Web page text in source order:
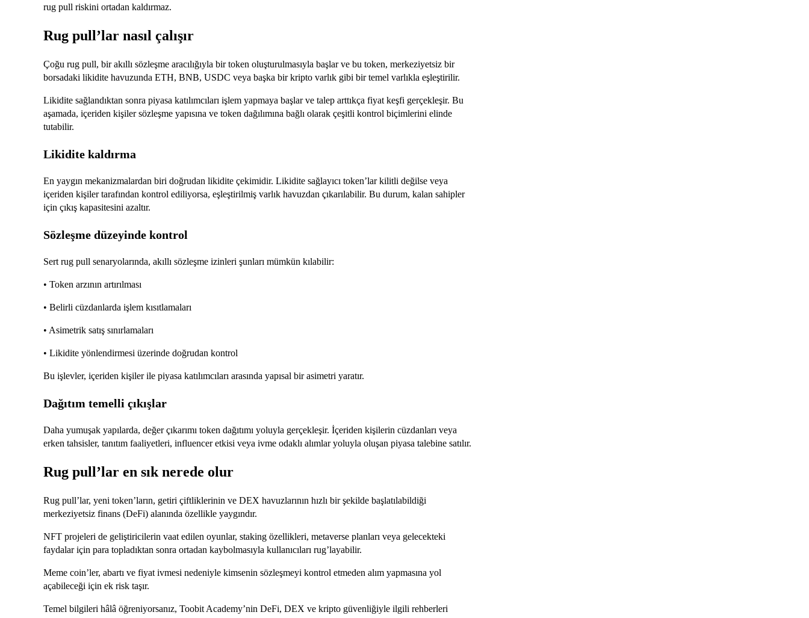
rug pull riskini ortadan kaldırmaz.
Rug pull’lar nasıl çalışır
Çoğu rug pull, bir akıllı sözleşme aracılığıyla bir token oluşturulmasıyla başlar ve bu token, merkeziyetsiz bir
borsadaki likidite havuzunda ETH, BNB, USDC veya başka bir kripto varlık gibi bir temel varlıkla eşleştirilir.
Likidite sağlandıktan sonra piyasa katılımcıları işlem yapmaya başlar ve talep arttıkça fiyat keşfi gerçekleşir. Bu
aşamada, içeriden kişiler sözleşme yapısına ve token dağılımına bağlı olarak çeşitli kontrol biçimlerini elinde
tutabilir.
Likidite kaldırma
En yaygın mekanizmalardan biri doğrudan likidite çekimidir. Likidite sağlayıcı token’lar kilitli değilse veya
içeriden kişiler tarafından kontrol ediliyorsa, eşleştirilmiş varlık havuzdan çıkarılabilir. Bu durum, kalan sahipler
için çıkış kapasitesini azaltır.
Sözleşme düzeyinde kontrol
Sert rug pull senaryolarında, akıllı sözleşme izinleri şunları mümkün kılabilir:
• Token arzının artırılması
• Belirli cüzdanlarda işlem kısıtlamaları
• Asimetrik satış sınırlamaları
• Likidite yönlendirmesi üzerinde doğrudan kontrol
Bu işlevler, içeriden kişiler ile piyasa katılımcıları arasında yapısal bir asimetri yaratır.
Dağıtım temelli çıkışlar
Daha yumuşak yapılarda, değer çıkarımı token dağıtımı yoluyla gerçekleşir. İçeriden kişilerin cüzdanları veya
erken tahsisler, tanıtım faaliyetleri, influencer etkisi veya ivme odaklı alımlar yoluyla oluşan piyasa talebine satılır.
Rug pull’lar en sık nerede olur
Rug pull’lar, yeni token’ların, getiri çiftliklerinin ve DEX havuzlarının hızlı bir şekilde başlatılabildiği
merkeziyetsiz finans (DeFi) alanında özellikle yaygındır.
NFT projeleri de geliştiricilerin vaat edilen oyunlar, staking özellikleri, metaverse planları veya gelecekteki
faydalar için para topladıktan sonra ortadan kaybolmasıyla kullanıcıları rug’layabilir.
Meme coin’ler, abartı ve fiyat ivmesi nedeniyle kimsenin sözleşmeyi kontrol etmeden alım yapmasına yol
açabileceği için ek risk taşır.
Temel bilgileri hâlâ öğreniyorsanız, Toobit Academy’nin DeFi, DEX ve kripto güvenliğiyle ilgili rehberleri